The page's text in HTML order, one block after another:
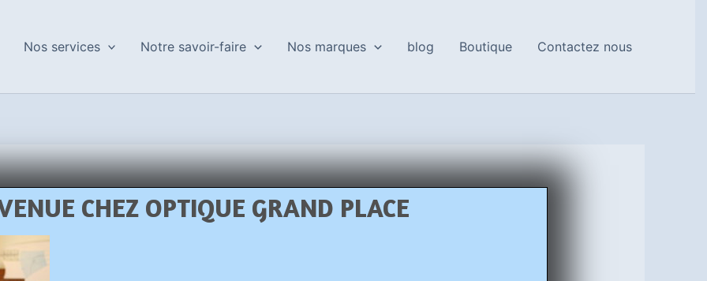
Nos services Notre savoir-faire Nos marques blog Boutique Contactez nous
CHEZ OPTIQUE GRAND PLACE